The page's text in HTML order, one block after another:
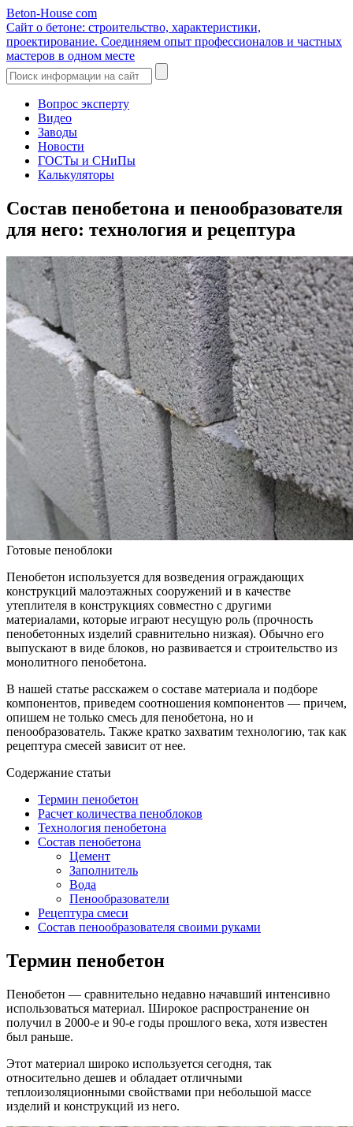
Beton-House com
Сайт о бетоне: строительство, характеристики,
проектирование. Соединяем опыт профессионалов и частных
мастеров в одном месте
Вопрос эксперту
Видео
Заводы
Новости
ГОСТы и СНиПы
Калькуляторы
Состав пенобетона и пенообразователя
для него: технология и рецептура
Готовые пеноблоки
Пенобетон используется для возведения ограждающих
конструкций малоэтажных сооружений и в качестве
утеплителя в конструкциях совместно с другими
материалами, которые играют несущую роль (прочность
пенобетонных изделий сравнительно низкая). Обычно его
выпускают в виде блоков, но развивается и строительство из
монолитного пенобетона.
В нашей статье расскажем о составе материала и подборе
компонентов, приведем соотношения компонентов — причем,
опишем не только смесь для пенобетона, но и
пенообразователь. Также кратко захватим технологию, так как
рецептура смесей зависит от нее.
Содержание статьи
Термин пенобетон
Расчет количества пеноблоков
Технология пенобетона
Состав пенобетона
Цемент
Заполнитель
Вода
Пенообразователи
Рецептура смеси
Состав пенообразователя своими руками
Термин пенобетон
Пенобетон — сравнительно недавно начавший интенсивно
использоваться материал. Широкое распространение он
получил в 2000-е и 90-е годы прошлого века, хотя известен
был раньше.
Этот материал широко используется сегодня, так
относительно дешев и обладает отличными
теплоизоляционными свойствами при небольшой массе
изделий и конструкций из него.